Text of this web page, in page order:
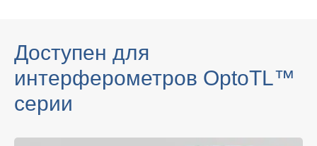
Доступен для
интерферометров OptoTL™
серии